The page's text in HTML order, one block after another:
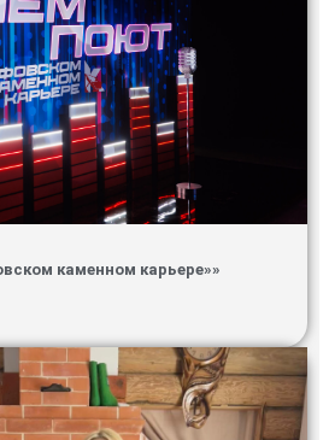
каменном карьере»»